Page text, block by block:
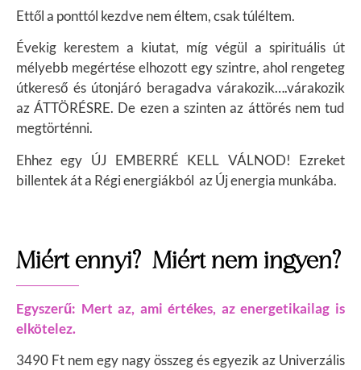
Ettől a ponttól kezdve nem éltem, csak túléltem.
Évekig kerestem a kiutat, míg végül a spirituális út
mélyebb megértése elhozott egy szintre, ahol rengeteg
útkereső és útonjáró beragadva várakozik….várakozik
az ÁTTÖRÉSRE. De ezen a szinten az áttörés nem tud
megtörténni.
Ehhez egy ÚJ EMBERRÉ KELL VÁLNOD! Ezreket
billentek át a Régi energiákból az Új energia munkába.
Miért ennyi? Miért nem ingyen?
Egyszerű: Mert az, ami értékes, az energetikailag is
elkötelez.
3490 Ft nem egy nagy összeg és egyezik az Univerzális